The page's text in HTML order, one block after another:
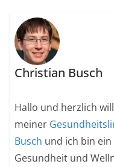
Christian Busch
Hallo und herzlich
meiner
Busch und ich bin
Gesundheit und